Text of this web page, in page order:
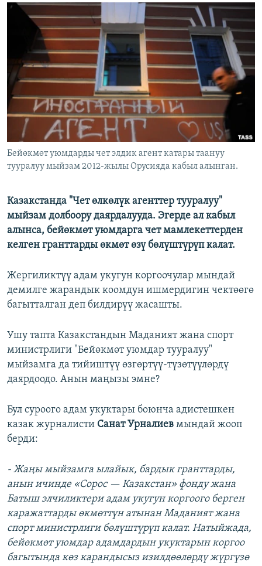
ДАНИСТЕ
ЭЖЕ-СИҢДИЛЕР
АЗАТТЫК+
ЫҢГАЙСЫЗ СУРООЛОР
ОНЛАЙН ШЕРИНЕ
ЭЕ/АРнун бардык сайттары
Бейөкмөт уюмдарды чет элдик агент катары таануу
тууралуу мыйзам 2012-жылы Орусияда кабыл алынган.
Казакстанда "Чет өлкөлүк агенттер тууралуу"
мыйзам долбоору даярдалууда. Эгерде ал кабыл
алынса, бейөкмөт уюмдарга чет мамлекеттерден
келген гранттарды өкмөт өзү бөлүштүрүп калат.
Жергиликтүү адам укугун коргоочулар мындай
демилге жарандык коомдун ишмердигин чектөөгө
багытталган деп билдирүү жасашты.
Ушу тапта Казакстандын Маданият жана спорт
министрлиги "Бейөкмөт уюмдар тууралуу"
мыйзамга да тийиштүү өзгөртүү-түзөтүүлөрдү
даярдоодо. Анын маңызы эмне?
Бул суроого адам укуктары боюнча адистешкен
казак журналисти Санат Урналиев мындай жооп
берди:
- Жаңы мыйзамга ылайык, бардык гранттарды,
анын ичинде «Сорос — Казакстан» фонду жана
Батыш элчиликтери адам укугун коргоого берген
каражаттарды өкмөттүн атынан Маданият жана
спорт министрлиги бөлүштүрүп калат. Натыйжада,
бейөкмөт уюмдар адамдардын укуктарын коргоо
багытында көз карандысыз изилдөөлөрдү жүргүзө